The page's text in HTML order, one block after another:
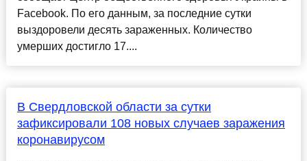
Facebook. По его данным, за последние сутки
выздоровели десять зараженных. Количество
умерших достигло 17....
В Свердловской области за сутки
зафиксировали 108 новых случаев заражения
коронавирусом